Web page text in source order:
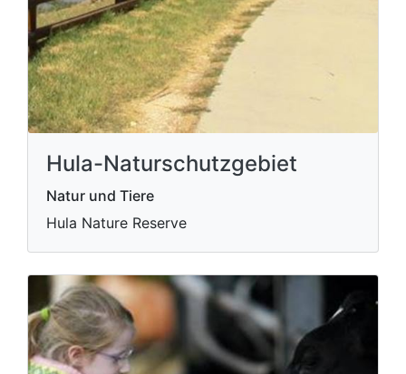
Hula-Naturschutzgebiet
Natur und Tiere
Hula Nature Reserve